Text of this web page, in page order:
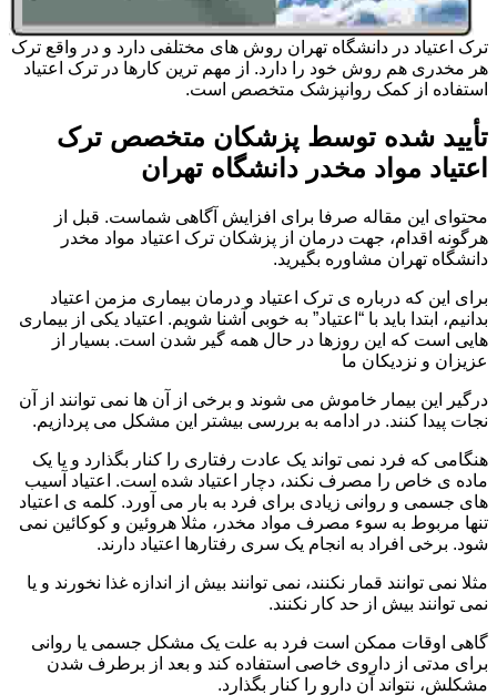
ترک اعتیاد در دانشگاه تهران روش های مختلفی دارد و در واقع ترک
هر مخدری هم روش خود را دارد. از مهم ترین کارها در ترک اعتیاد
استفاده از کمک روانپزشک متخصص است.
تأیید شده توسط پزشکان متخصص ترک
اعتیاد مواد مخدر دانشگاه تهران
محتوای این مقاله صرفا برای افزایش آگاهی شماست. قبل از
هرگونه اقدام، جهت درمان از پزشکان ترک اعتیاد مواد مخدر
دانشگاه تهران مشاوره بگیرید.
برای این که درباره ی ترک اعتیاد و درمان بیماری مزمن اعتیاد
بدانیم، ابتدا باید با “اعتیاد” به خوبی آشنا شویم. اعتیاد یکی از بیماری
هایی است که این روزها در حال همه گیر شدن است. بسیار از
عزیزان و نزدیکان ما
درگیر این بیمار خاموش می شوند و برخی از آن ها نمی توانند از آن
نجات پیدا کنند. در ادامه به بررسی بیشتر این مشکل می پردازیم.
هنگامی که فرد نمی تواند یک عادت رفتاری را کنار بگذارد و یا یک
ماده ی خاص را مصرف نکند، دچار اعتیاد شده است. اعتیاد آسیب
های جسمی و روانی زیادی برای فرد به بار می آورد. کلمه ی اعتیاد
تنها مربوط به سوء مصرف مواد مخدر، مثلا هروئین و کوکائین نمی
شود. برخی افراد به انجام یک سری رفتارها اعتیاد دارند.
مثلا نمی توانند قمار نکنند، نمی توانند بیش از اندازه غذا نخورند و یا
نمی توانند بیش از حد کار نکنند.
گاهی اوقات ممکن است فرد به علت یک مشکل جسمی یا روانی
برای مدتی از داروی خاصی استفاده کند و بعد از برطرف شدن
مشکلش، نتواند آن دارو را کنار بگذارد.